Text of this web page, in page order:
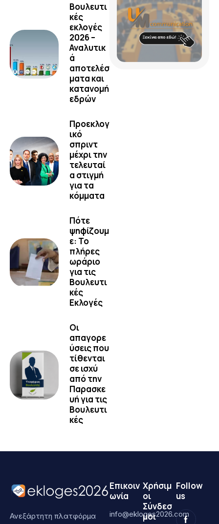
Βουλευτι
κές
εκλογές
2026 –
Αναλυτικ
ά
αποτελέσ
ματα και
κατανομή
εδρών
Προεκλογ
ικό
σπριντ
μέχρι την
τελευταί
α στιγμή
για τα
κόμματα
Πότε
ψηφίζουμ
ε: Το
πλήρες
ωράριο
για τις
Βουλευτι
κές
Εκλογές
Οι
απαγορε
ύσεις που
τίθενται
σε ισχύ
από την
Παρασκε
υή για τις
Βουλευτι
κές
Ανεξάρτητη πλατφόρμα
Επικοιν
ωνία
info@ekloges2026.com
Χρήσιμ
οι
Σύνδεσ
μοι
Follow
us